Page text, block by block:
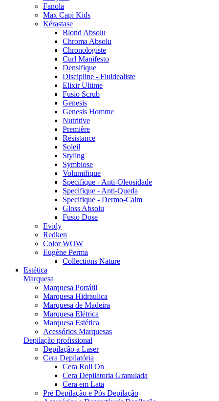
Fanola
Max Capi Kids
Kérastase
Blond Absolu
Chroma Absolu
Chronologiste
Curl Manifesto
Densifique
Discipline - Fluidealiste
Elixir Ultime
Fusio Scrub
Genesis
Genesis Homme
Nutritive
Première
Résistance
Soleil
Styling
Symbiose
Volumifique
Specifique - Anti-Oleosidade
Specifique - Anti-Queda
Specifique - Dermo-Calm
Gloss Absolu
Fusio Dose
Evidy
Redken
Color WOW
Eugène Perma
Collections Nature
Estética
Marquesa
Marquesa Portátil
Marquesa Hidraulica
Marquesa de Madeira
Marquesa Elétrica
Marquesa Estética
Acessórios Marquesas
Depilação profissional
Depilação a Laser
Cera Depilatória
Cera Roll On
Cera Depilatoria Granulada
Cera em Lata
Pré Depilação e Pós Depilação